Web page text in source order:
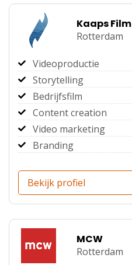
Kaaps Film
Rotterdam
Videoproductie
Storytelling
Bedrijfsfilm
Content creation
Video marketing
Branding
Bekijk profiel
MCW
Rotterdam